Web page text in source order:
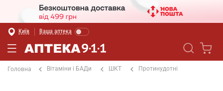
Київ Ваша аптека
Головна Вітаміни і БАДи ШКТ Протинудотні